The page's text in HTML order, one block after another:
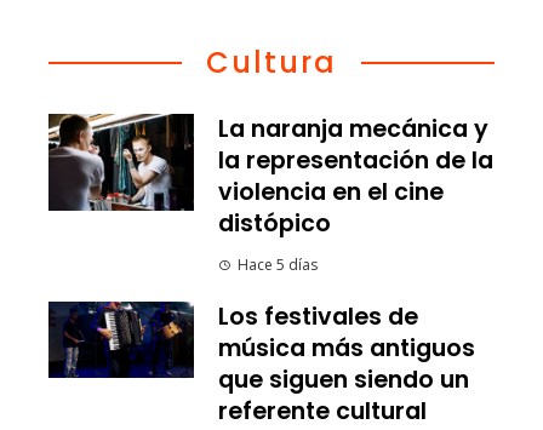
Cultura
La naranja mecánica y
la representación de la
violencia en el cine
distópico
Hace 5 días
Los festivales de
música más antiguos
que siguen siendo un
referente cultural